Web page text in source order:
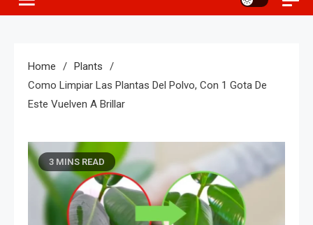
Home
Plants
Como Limpiar Las Plantas Del Polvo, Con 1 Gota De
Este Vuelven A Brillar
3 MINS READ